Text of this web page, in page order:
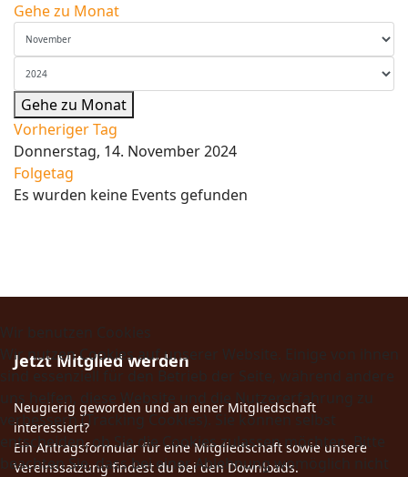
Gehe zu Monat
Gehe zu Monat
Vorheriger Tag
Donnerstag, 14. November 2024
Folgetag
Es wurden keine Events gefunden
Jetzt Mitglied werden
Neugierig geworden und an einer Mitgliedschaft
interessiert?
Ein Antragsformular für eine Mitgliedschaft sowie unsere
Vereinssatzung findest du bei den Downloads.
Wir nutzen Cookies auf unserer Website. Einige von ihnen
sind essenziell für den Betrieb der Seite, während andere
uns helfen, diese Website und die Nutzererfahrung zu
verbessern (Tracking Cookies). Sie können selbst
entscheiden, ob Sie die Cookies zulassen möchten. Bitte
beachten Sie, dass bei einer Ablehnung womöglich nicht